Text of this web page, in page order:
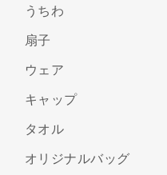
うちわ
扇子
ウェア
キャップ
タオル
オリジナルバッグ